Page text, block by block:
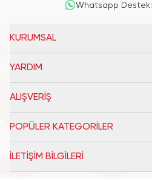
Whatsapp Destek:
KURUMSAL
YARDIM
ALIŞVERİŞ
POPÜLER KATEGORİLER
İLETİŞİM BİLGİLERİ